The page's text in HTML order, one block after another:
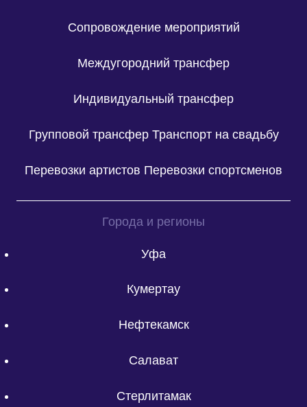
Сопровождение мероприятий
Междугородний трансфер
Индивидуальный трансфер
Групповой трансфер Транспорт на свадьбу
Перевозки артистов Перевозки спортсменов
Города и регионы
Уфа
Кумертау
Нефтекамск
Салават
Стерлитамак